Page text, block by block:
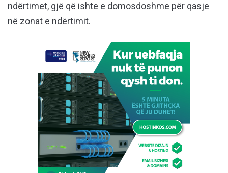
ndërtimet, gjë që ishte e domosdoshme për qasje
në zonat e ndërtimit.